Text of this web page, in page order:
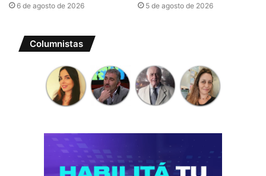
6 de agosto de 2026 5 de agosto de 2026
Columnistas